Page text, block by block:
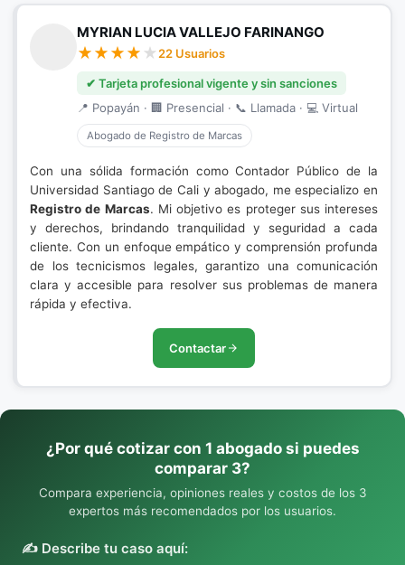
MYRIAN LUCIA VALLEJO FARINANGO
22 Usuarios
✔ Tarjeta profesional vigente y sin sanciones
📍 Popayán · 🏢 Presencial · 📞 Llamada · 💻 Virtual
Abogado de Registro de Marcas
Con una sólida formación como Contador Público de la
Universidad Santiago de Cali y abogado, me especializo en
Registro de Marcas. Mi objetivo es proteger sus intereses
y derechos, brindando tranquilidad y seguridad a cada
cliente. Con un enfoque empático y comprensión profunda
de los tecnicismos legales, garantizo una comunicación
clara y accesible para resolver sus problemas de manera
rápida y efectiva.
Contactar
¿Por qué cotizar con 1 abogado si puedes
comparar 3?
Compara experiencia, opiniones reales y costos de los 3
expertos más recomendados por los usuarios.
✍️ Describe tu caso aquí: